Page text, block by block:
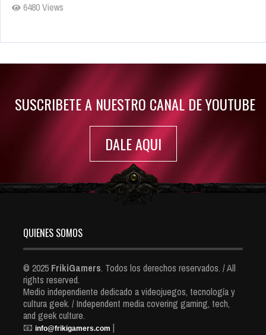
6480 Views
Rumor: Se filtran los primeros detalles de Resident Evil 9
SUSCRIBETE A NUESTRO CANAL DE YOUTUBE
DALE AQUI
QUIENES SOMOS
© 2025 FrikiGamers. Todos los derechos reservados. / All
rights reserved.
Medio independiente dedicado a videojuegos, tecnología y
cultura geek. / Independent media covering gaming, tech,
and geek culture.
📧 info@frikigamers.com |